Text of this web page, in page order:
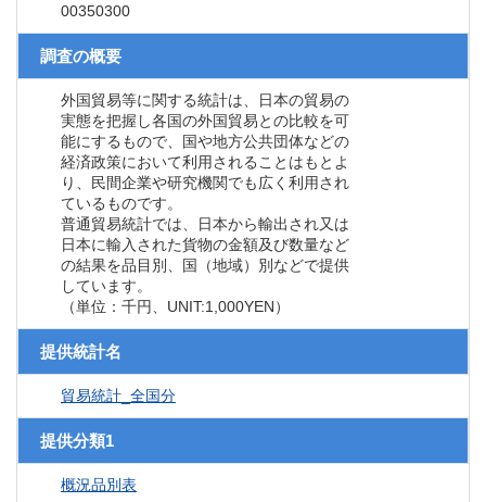
00350300
調査の概要
外国貿易等に関する統計は、日本の貿易の
実態を把握し各国の外国貿易との比較を可
能にするもので、国や地方公共団体などの
経済政策において利用されることはもとよ
り、民間企業や研究機関でも広く利用され
ているものです。
普通貿易統計では、日本から輸出され又は
日本に輸入された貨物の金額及び数量など
の結果を品目別、国（地域）別などで提供
しています。
（単位：千円、UNIT:1,000YEN）
提供統計名
貿易統計_全国分
提供分類1
概況品別表